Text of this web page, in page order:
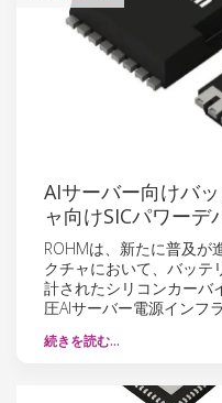
AIサーバー向けバ
ャ向けSICパワーデ
ROHMは、新たに普及が
クチャにおいて、バッテ
計されたシリコンカーバ
圧AIサーバー電源インフ
続きを読む…